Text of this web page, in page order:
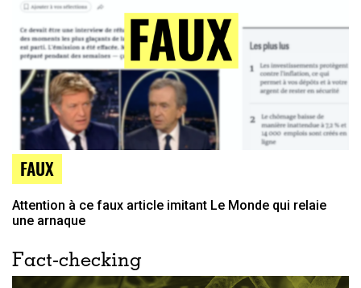
FAUX
Attention à ce faux article imitant Le Monde qui relaie
une arnaque
Fact-checking